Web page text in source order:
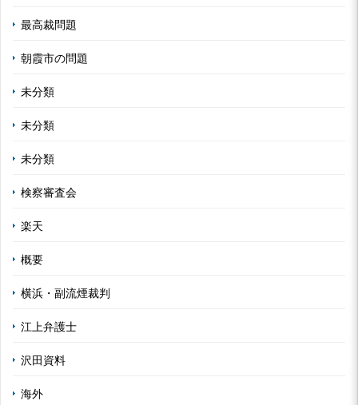
最高裁問題
朝霞市の問題
未分類
未分類
未分類
検察審査会
楽天
概要
横浜・副流煙裁判
江上弁護士
沢田資料
海外